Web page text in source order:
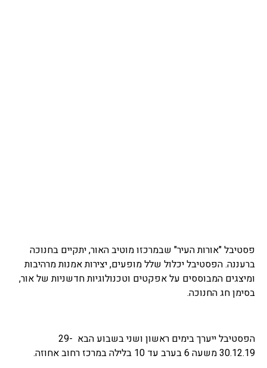
פסטיבל "אורות העיר" שבמרכזו מוטיב האור, יתקיים בחנוכה
ברעננה. הפסטיבל יכלול שלל מופעים, יצירות אמנות מרהיבות
ומיצגים המבוססים על אפקטים וטכנולוגיות חדשניות של אור,
בסימן חג החנוכה.
הפסטיבל ייערך
בימים ראשון ושני בשבוע הבא 29-
30.12.19 משעה 6 בערב עד 10 בלילה במרכז רחוב אחוזה.